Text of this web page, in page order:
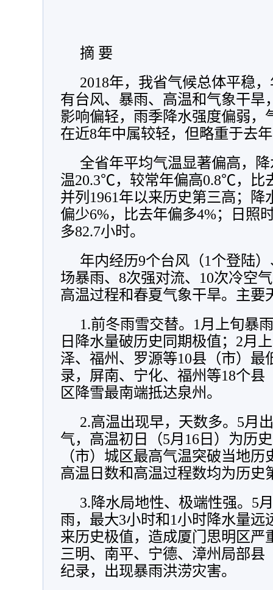
摘 要
2018年，我省气候总体平稳
有台风、暴雨、高温和气象干旱
影响偏轻，雨季降水强度偏弱，
在近8年中属较轻，但略重于去
全省年平均气温显著偏高，
温20.3℃，较常年偏高0.8℃，比
并列1961年以来历史第三高；降
偏少6%，比去年偏多4%；日照
多82.7小时。
年内经历9个台风（1个登陆
场暴雨、8次强对流、10次冷空
高温过程和春夏气象干旱。主要
1.前冬雨雪交替。1月上旬暴
日降水量破历史同期极值；2月
泽、福州、罗源等10县（市）最
录，屏南、宁化、福州等18个县
区降雪最南端抵达泉州。
2.高温出现早，天数多。5月
气，高温初日（5月16日）为历
（市）城区最高气温突破当地
高温日数和高温过程数均为历史
3.降水局地性、极端性强。5
雨，最大3小时和1小时降水量远
来历史极值，造成厦门思明区严
三明、南平、宁德、漳州局部县
纪录，出现暴雨洪涝灾害。